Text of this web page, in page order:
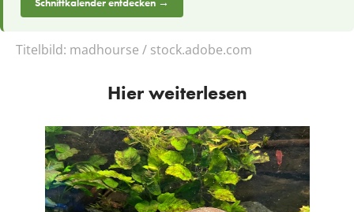
Titelbild: madhourse / stock.adobe.com
Hier weiterlesen